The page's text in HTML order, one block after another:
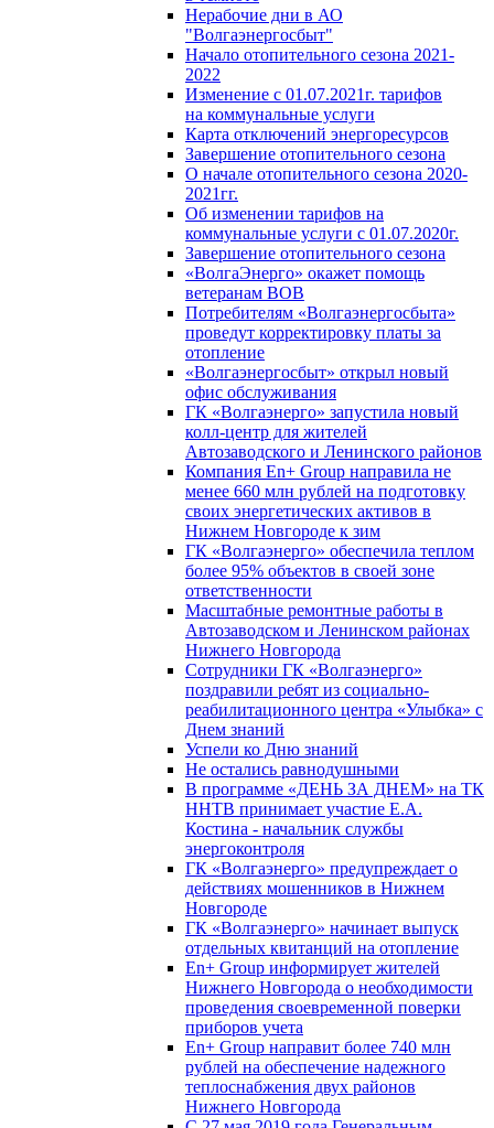
Нерабочие дни в АО
"Волгаэнергосбыт"
Начало отопительного сезона 2021-
2022
Изменение с 01.07.2021г. тарифов
на коммунальные услуги
Карта отключений энергоресурсов
Завершение отопительного сезона
О начале отопительного сезона 2020-
2021гг.
Об изменении тарифов на
коммунальные услуги с 01.07.2020г.
Завершение отопительного сезона
«ВолгаЭнерго» окажет помощь
ветеранам ВОВ
Потребителям «Волгаэнергосбыта»
проведут корректировку платы за
отопление
«Волгаэнергосбыт» открыл новый
офис обслуживания
ГК «Волгаэнерго» запустила новый
колл-центр для жителей
Автозаводского и Ленинского районов
Компания En+ Group направила не
менее 660 млн рублей на подготовку
своих энергетических активов в
Нижнем Новгороде к зим
ГК «Волгаэнерго» обеспечила теплом
более 95% объектов в своей зоне
ответственности
Масштабные ремонтные работы в
Автозаводском и Ленинском районах
Нижнего Новгорода
Сотрудники ГК «Волгаэнерго»
поздравили ребят из социально-
реабилитационного центра «Улыбка» с
Днем знаний
Успели ко Дню знаний
Не остались равнодушными
В программе «ДЕНЬ ЗА ДНЕМ» на ТК
ННТВ принимает участие Е.А.
Костина - начальник службы
энергоконтроля
ГК «Волгаэнерго» предупреждает о
действиях мошенников в Нижнем
Новгороде
ГК «Волгаэнерго» начинает выпуск
отдельных квитанций на отопление
En+ Group информирует жителей
Нижнего Новгорода о необходимости
проведения своевременной поверки
приборов учета
En+ Group направит более 740 млн
рублей на обеспечение надежного
теплоснабжения двух районов
Нижнего Новгорода